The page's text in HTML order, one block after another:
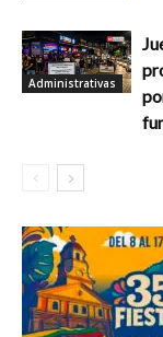
Administrativas